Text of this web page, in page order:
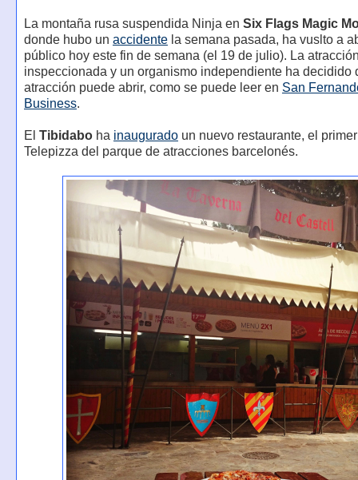
La montaña rusa suspendida Ninja en Six Flags Magic
donde hubo un accidentela semana pasada, ha vuslto a
público hoy este fin de semana (el 19 de julio). La
inspeccionada y un organismo independiente ha decidido
atracción puede abrir, como se puede leer en San
Business.
El Tibidaboha inauguradoun nuevo restaurante, el
Telepizza del parque de atracciones barcelonés.